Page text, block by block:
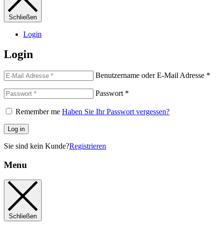
Schließen
Login
Login
Benutzername oder E-Mail Adresse *
Passwort *
Remember me Haben Sie Ihr Passwort vergessen?
Log in
Sie sind kein Kunde?Registrieren
Menu
Schließen